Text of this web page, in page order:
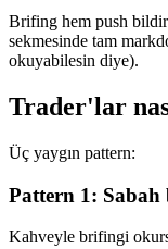
Brifing hem push
sekmesinde tam
okuyabilesin diye).
Trader'lar
Üç yaygın pattern:
Pattern 1: Sabah
Kahveyle brifingi